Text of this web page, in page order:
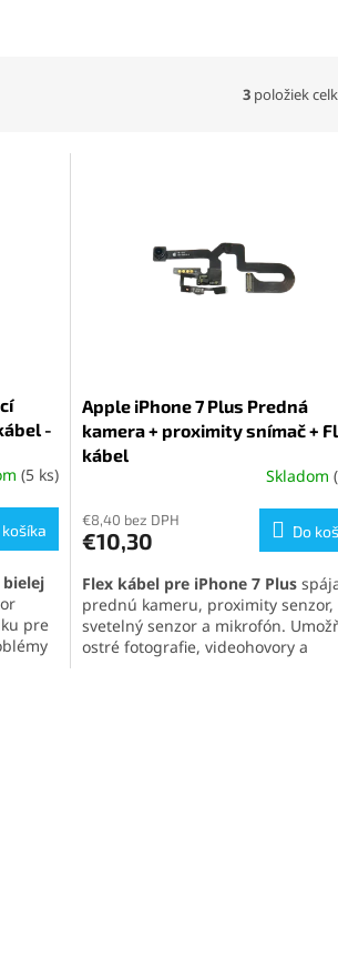
3 položiek
-
(5 ks)
košíka
bielej
pre
Apple iPhone 7 Plus Predná
kamera + proximity snímač +
kábel
Skladom
€8,40 bez DPH
€10,30 Do
Flex kábel pre iPhone 7 Plus
prednú kameru, proximity senzor,
svetelný senzor a mikrofón.
ostré fotografie, videohovory a